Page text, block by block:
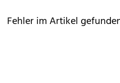
Fehler im Artikel